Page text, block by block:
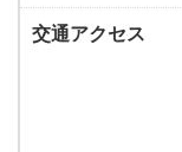
交通アクセス